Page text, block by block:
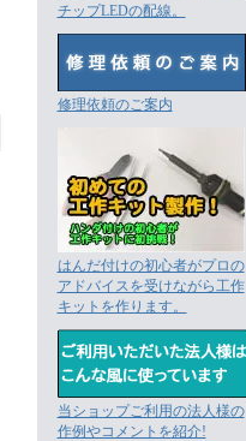
チップLEDの配線。
修理依頼のご案内
はんだ付けの初心者がプロの
アドバイスを受けながら工作
キットを作ります。
当ショップご利用の法人様の
作例やコメントを紹介!